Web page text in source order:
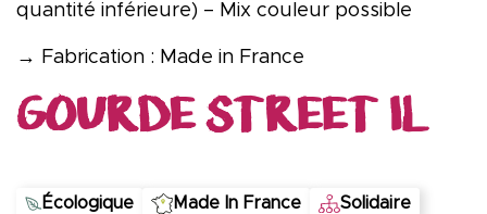
quantité inférieure) – Mix couleur possible
→ Fabrication : Made in France
GOURDE STREET 1L
Écologique Made In France Solidaire